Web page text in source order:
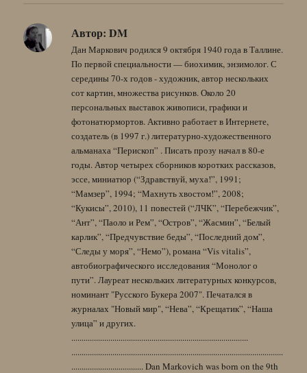
Автор: DM
Дан Маркович родился 9 октября 1940 года в Таллине.
По первой специальности — биохимик, энзимолог. С
середины 70-х годов - художник, автор нескольких
сот картин, множества рисунков. Около 20
персональных выставок живописи, графики и
фотонатюрмортов. Активно работает в Интернете,
создатель (в 1997 г.) литературно-художественного
альманаха “Перископ” . Писать прозу начал в 80-е
годы. Автор четырех сборников коротких рассказов,
эссе, миниатюр (“Здравствуй, муха!”, 1991;
“Мамзер”, 1994; “Махнуть хвостом!”, 2008;
“Кукисы”, 2010), 11 повестей (“ЛЧК”, “Перебежчик”,
“Ант”, “Паоло и Рем”, “Остров”, “Жасмин”, “Белый
карлик”, “Предчувствие беды”, “Последний дом”,
“Следы у моря”, “Немо”), романа “Vis vitalis”,
автобиографического исследования “Монолог о
пути”. Лауреат нескольких литературных конкурсов,
номинант "Русского Букера 2007". Печатался в
журналах "Новый мир", “Нева”, “Крещатик”, “Наша
улица” и других.
......................................................................................
.......................................................................................................
................................... Dan Markovich was born on the 9th